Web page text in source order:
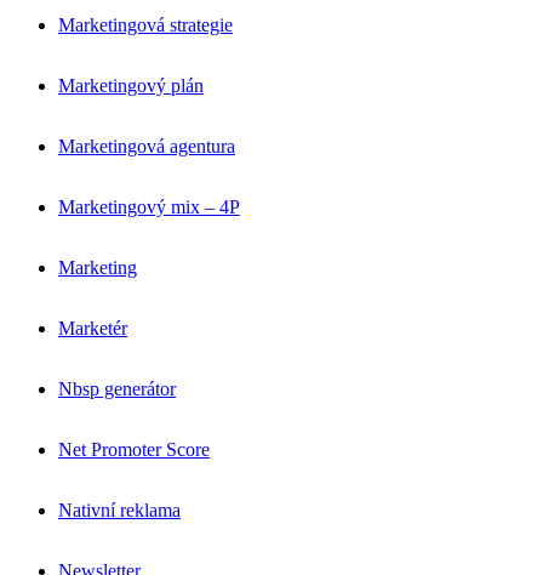
Marketingová strategie
Marketingový plán
Marketingová agentura
Marketingový mix – 4P
Marketing
Marketér
Nbsp generátor
Net Promoter Score
Nativní reklama
Newsletter